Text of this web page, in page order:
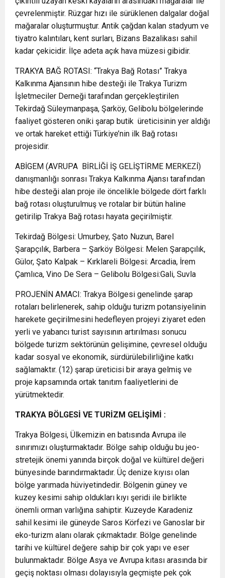
çevrelenmiştir. Rüzgar hızı ile sürüklenen dalgalar doğal
mağaralar oluşturmuştur. Antik çağdan kalan stadyum ve
tiyatro kalıntıları, kent surları, Bizans Bazalikası sahil
kadar çekicidir. İlçe adeta açık hava müzesi gibidir.
TRAKYA BAĞ ROTASI: “Trakya Bağ Rotası” Trakya
Kalkınma Ajansının hibe desteği ile Trakya Turizm
İşletmeciler Derneği tarafından gerçekleştirilen
Tekirdağ Süleymanpaşa, Şarköy, Gelibolu bölgelerinde
faaliyet gösteren oniki şarap butik üreticisinin yer aldığı
ve ortak hareket ettiği Türkiye’nin ilk Bağ rotası
projesidir.
ABİGEM (AVRUPA BİRLİĞİ İŞ GELİŞTİRME MERKEZİ)
danışmanlığı sonrası Trakya Kalkınma Ajansı tarafından
hibe desteği alan proje ile öncelikle bölgede dört farklı
bağ rotası oluşturulmuş ve rotalar bir bütün haline
getirilip Trakya Bağ rotası hayata geçirilmiştir.
Tekirdağ Bölgesi: Umurbey, Şato Nuzun, Barel
Şarapçılık, Barbera – Şarköy Bölgesi: Melen Şarapçılık,
Gülor, Şato Kalpak – Kırklareli Bölgesi: Arcadia, İrem
Çamlıca, Vino De Sera – Gelibolu Bölgesi:Gali, Suvla
PROJENİN AMACI: Trakya Bölgesi genelinde şarap
rotaları belirlenerek, sahip olduğu turizm potansiyelinin
harekete geçirilmesini hedefleyen projeyi ziyaret eden
yerli ve yabancı turist sayısının artırılması sonucu
bölgede turizm sektörünün gelişimine, çevresel olduğu
kadar sosyal ve ekonomik, sürdürülebilirliğine katkı
sağlamaktır. (12) şarap üreticisi bir araya gelmiş ve
proje kapsamında ortak tanıtım faaliyetlerini de
yürütmektedir.
TRAKYA BÖLGESİ VE TURİZM GELİŞİMİ :
Trakya Bölgesi, Ülkemizin en batısında Avrupa ile
sınırımızı oluşturmaktadır. Bölge sahip olduğu bu jeo-
stretejik önemi yanında birçok doğal ve kültürel değeri
bünyesinde barındırmaktadır. Üç denize kıyısı olan
bölge yarımada hüviyetindedir. Bölgenin güney ve
kuzey kesimi sahip oldukları kıyı şeridi ile birlikte
önemli orman varlığına sahiptir. Kuzeyde Karadeniz
sahil kesimi ile güneyde Saros Körfezi ve Ganoslar bir
eko-turizm alanı olarak çıkmaktadır. Bölge genelinde
tarihi ve kültürel değere sahip bir çok yapı ve eser
bulunmaktadır. Bölge Asya ve Avrupa kıtası arasında bir
geçiş noktası olması dolayısıyla geçmişte pek çok